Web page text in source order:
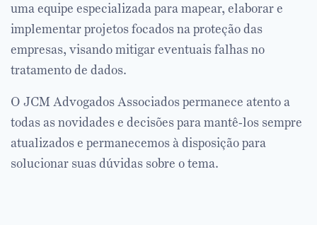
uma equipe especializada para mapear, elaborar e
implementar projetos focados na proteção das
empresas, visando mitigar eventuais falhas no
tratamento de dados.
O JCM Advogados Associados permanece atento a
todas as novidades e decisões para mantê-los sempre
atualizados e permanecemos à disposição para
solucionar suas dúvidas sobre o tema.